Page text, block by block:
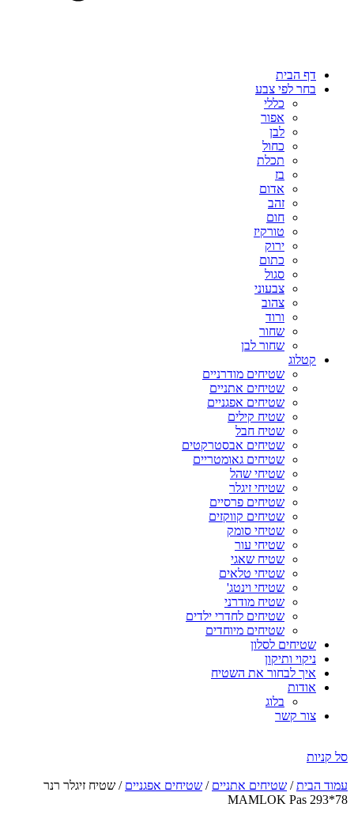
דף הבית
בחר לפי צבע
כללי
אפור
לבן
כחול
תכלת
בז
אדום
זהב
חום
טורקיז
ירוק
כתום
סגול
צבעוני
צהוב
ורוד
שחור
שחור לבן
קטלוג
שטיחים מודרניים
שטיחים אתניים
שטיחים אפגניים
שטיח קילים
שטיח חבל
שטיחים אבסטרקטים
שטיחים גאומטריים
שטיחי שהל
שטיחי זיגלר
שטיחים פרסיים
שטיחים קווקזים
שטיחי סומק
שטיחי עור
שטיח שאגי
שטיחי טלאים
שטיחי וינטג'
שטיח מודרני
שטיחים לחדרי ילדים
שטיחים מיוחדים
שטיחים לסלון
ניקוי ותיקון
איך לבחור את השטיח
אודות
בלוג
צור קשר
סל קניות
עמוד הבית/ שטיחים אתניים / שטיחים אפגניים / שטיח זיגלר רנר
MAMLOK Pas 293*78
הנחה